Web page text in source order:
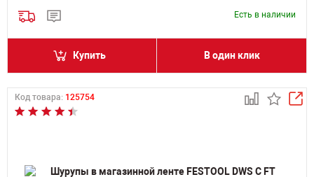
Есть в наличии
Купить В один клик
Код товара: 125754